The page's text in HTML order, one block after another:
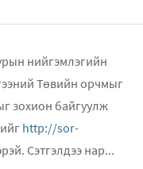
нийгэмлэгийн
Төвийн орчмыг
зохион байгуулж
http://sor-
Сэтгэлдээ нар...